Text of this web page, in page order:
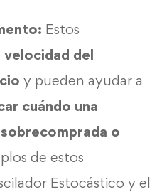
Estos
velocidad del
y pueden ayudar a
cuándo una
o
de estos
Estocástico y el